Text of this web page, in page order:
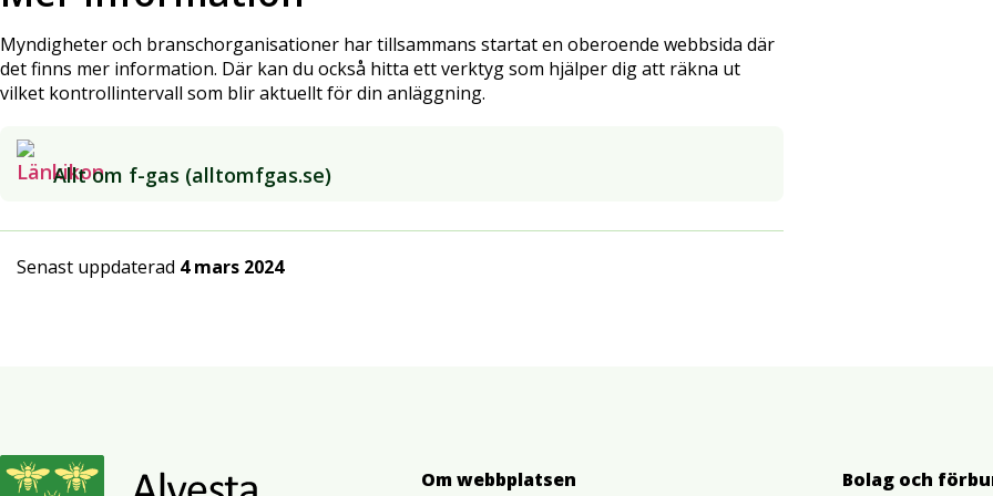
Myndigheter och branschorganisationer har tillsammans startat en oberoende webbsida där
det finns mer information. Där kan du också hitta ett verktyg som hjälper dig att räkna ut
vilket kontrollintervall som blir aktuellt för din anläggning.
Allt om f-gas (alltomfgas.se)
Senast uppdaterad 4 mars 2024
Om webbplatsen Bolag och